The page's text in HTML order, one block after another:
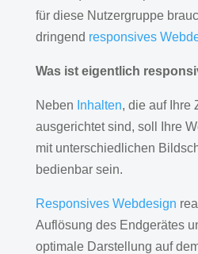
für diese Nutzergruppe
dringend responsives
Was ist eigentlich
Neben Inhalten, die auf Ihre
ausgerichtet sind, soll Ihre
mit unterschiedlichen
bedienbar sein.
Responsives Webdesign
Auflösung des Endgerätes
optimale Darstellung auf